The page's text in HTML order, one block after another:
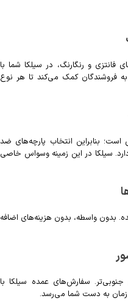
و رنگارنگ، در سیلکا شما با
به فروشندگان کمک می‌کند تا هر نوع
بنابراین انتخاب پارچه‌های ضد
سیلکا در این زمینه وسواس خاصی
بدون واسطه، بدون هزینه‌های اضافه
سفارش‌های عمده سیلکا با
زمان به دست شما می‌رسد.